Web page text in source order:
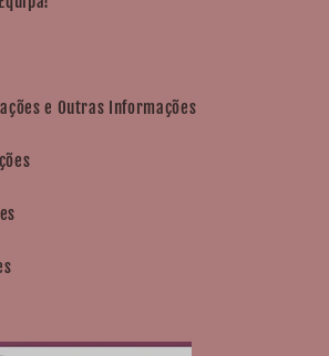
e Outras Informações